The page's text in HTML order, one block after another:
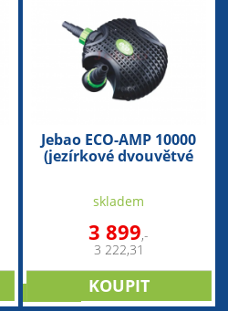
Jebao ECO-AMP 10000
(jezírkové dvouvětvé
skladem
3 899,-
3 222,31